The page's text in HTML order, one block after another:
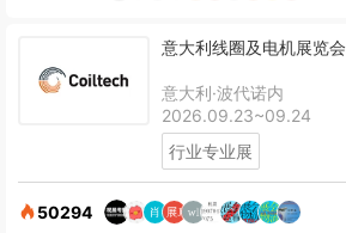
意大利线圈及电机展览会
意大利·波代诺内
2026.09.23~09.24
行业专业展
50294